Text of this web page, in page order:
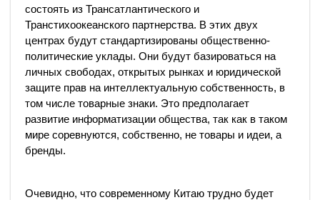
состоять из Трансатлантического и
Транстихоокеанского партнерства. В этих двух
центрах будут стандартизированы общественно-
политические уклады. Они будут базироваться на
личных свободах, открытых рынках и юридической
защите прав на интеллектуальную собственность, в
том числе товарные знаки. Это предполагает
развитие информатизации общества, так как в таком
мире соревнуются, собственно, не товары и идеи, а
бренды.
Очевидно, что современному Китаю трудно будет